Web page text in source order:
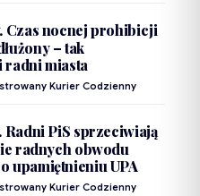
Czas nocnej prohibicji
– tak
radni miasta
Kurier Codzienny
Radni PiS sprzeciwiają
radnych obwodu
upamiętnieniu UPA
Kurier Codzienny